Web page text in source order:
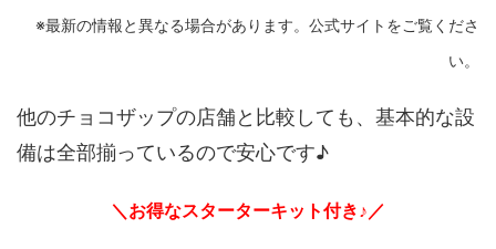
※最新の情報と異なる場合があります。公式サイトをご覧くださ
い。
他のチョコザップの店舗と比較しても、基本的な設
備は全部揃っているので安心です♪
＼お得なスターターキット付き♪／